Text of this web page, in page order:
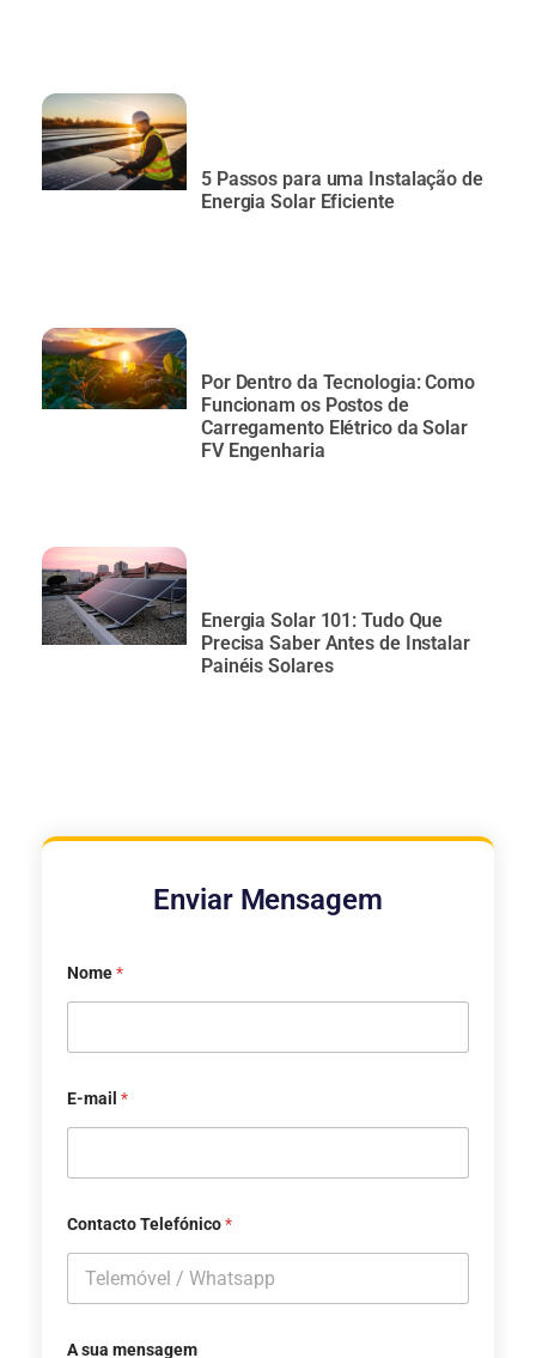
5 Passos para uma Instalação de
Energia Solar Eficiente
Por Dentro da Tecnologia: Como
Funcionam os Postos de
Carregamento Elétrico da Solar
FV Engenharia
Energia Solar 101: Tudo Que
Precisa Saber Antes de Instalar
Painéis Solares
Enviar Mensagem
Nome*
E-mail *
Contacto Telefónico*
A sua mensagem